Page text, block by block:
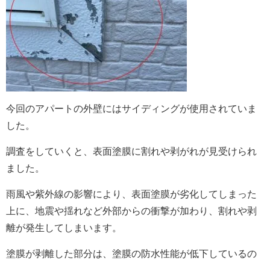
今回のアパートの外壁にはサイディングが使用されていま
した。
調査をしていくと、表面塗膜に割れや剥がれが見受けられ
ました。
雨風や紫外線の影響により、表面塗膜が劣化してしまった
上に、地震や揺れなど外部からの衝撃が加わり、割れや剥
離が発生してしまいます。
塗膜が剥離した部分は、塗膜の防水性能が低下しているの